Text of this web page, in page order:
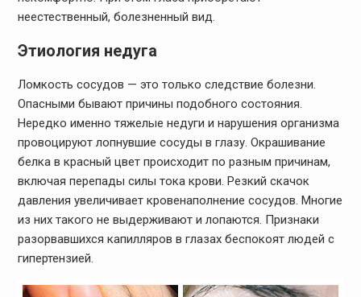
неестественный, болезненный вид.
Этиология недуга
Ломкость сосудов — это только следствие болезни.
Опасными бывают причины подобного состояния.
Нередко именно тяжелые недуги и нарушения организма
провоцируют лопнувшие сосуды в глазу. Окрашивание
белка в красный цвет происходит по разным причинам,
включая перепады силы тока крови. Резкий скачок
давления увеличивает кровенаполнение сосудов. Многие
из них такого не выдерживают и лопаются. Признаки
разорвавшихся капилляров в глазах беспокоят людей с
гипертензией.